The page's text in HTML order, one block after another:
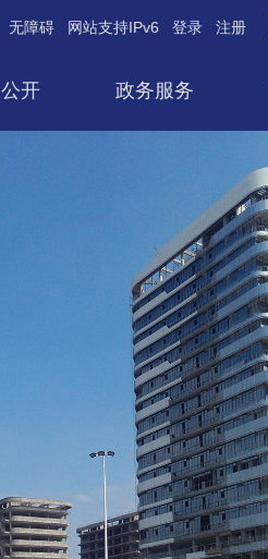
无障碍 网站支持IPv6 登录 注册
开 政务服务